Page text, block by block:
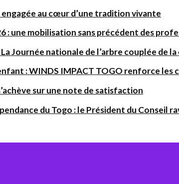
engagée au cœur d’une tradition vivante
: une mobilisation sans précédent des
Journée nationale de l’arbre couplée
: WINDS IMPACT TOGO renforce
sur une note de satisfaction
du Togo : le Président du Conseil